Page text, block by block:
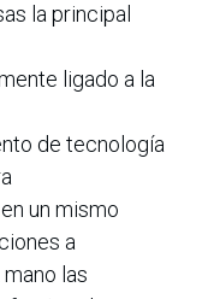
la principal
ligado a la
de tecnología
un mismo
a
las